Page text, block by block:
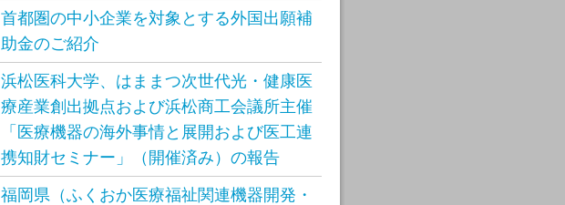
首都圏の中小企業を対象とする外国出願補
助金のご紹介
浜松医科大学、はままつ次世代光・健康医
療産業創出拠点および浜松商工会議所主催
「医療機器の海外事情と展開および医工連
携知財セミナー」（開催済み）の報告
福岡県（ふくおか医療福祉関連機器開発・